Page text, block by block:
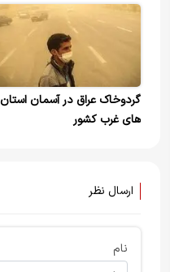
گردوخاک عراق در آسمان استان
های غرب کشور
ارسال نظر
نام